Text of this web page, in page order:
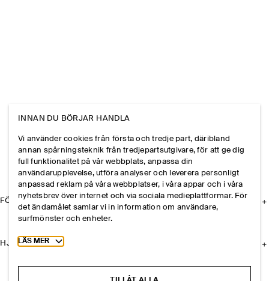
FÖRETAGET
HJÄLP
INNAN DU BÖRJAR HANDLA
Vi använder cookies från första och tredje part, däribland
annan spårningsteknik från tredjepartsutgivare, för att ge dig
full funktionalitet på vår webbplats, anpassa din
användarupplevelse, utföra analyser och leverera personligt
anpassad reklam på våra webbplatser, i våra appar och i våra
nyhetsbrev över internet och via sociala medieplattformar. För
det ändamålet samlar vi in information om användare,
surfmönster och enheter.
Toggle more cookie information
LÄS MER